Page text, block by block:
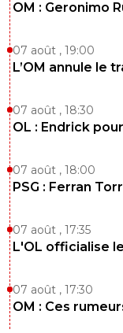
OM : Geronimo
07 août , 19:00
L’OM annule le
07 août , 18:30
OL : Endrick
07 août , 18:00
PSG : Ferran
07 août , 17:35
L'OL officialise
07 août , 17:30
OM : Ces